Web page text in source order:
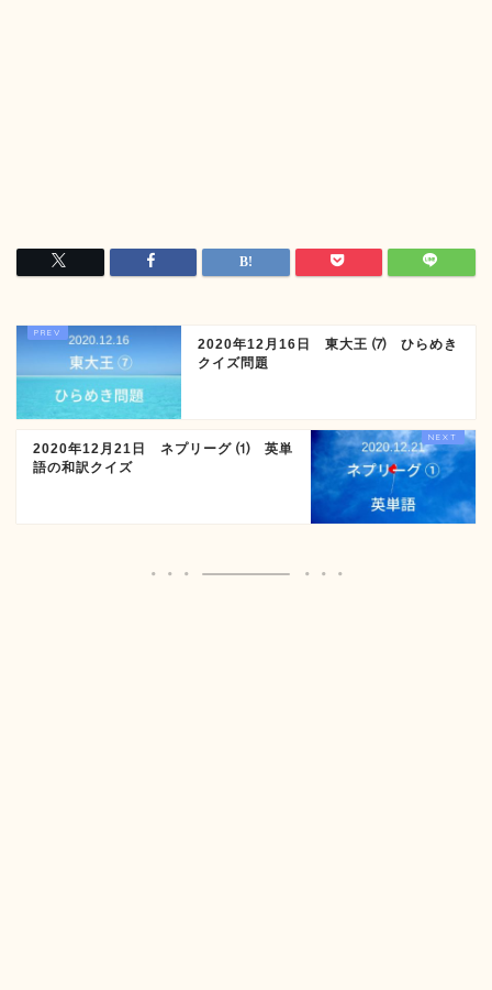
2020年12月16日 東大王 ⑺ ひらめき
クイズ問題
2020年12月21日 ネプリーグ ⑴ 英単
語の和訳クイズ